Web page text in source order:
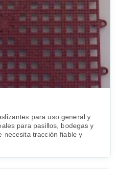
para uso general y
para pasillos, bodegas y
necesita tracción fiable y